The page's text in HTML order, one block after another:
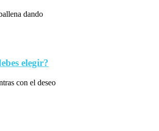
dando
elegir?
con el deseo